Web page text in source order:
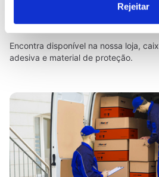
Rejeitar
Loja Self Storage com
embalamento
Encontra disponível na nossa loja, caixas de cartão, fita
adesiva e material de proteção.